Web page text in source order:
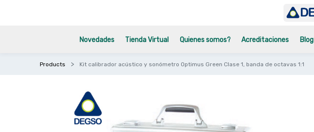
Novedades Tienda Virtual Quienes somos? Acreditaciones Blog
Products Kit calibrador acústico y sonómetro Optimus Green Clase 1, banda de octavas 1:1